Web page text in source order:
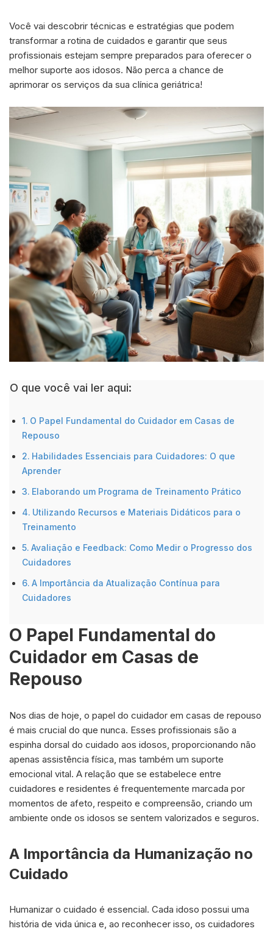
Você vai descobrir técnicas e estratégias que podem
transformar a rotina de cuidados e garantir que seus
profissionais estejam sempre preparados para oferecer o
melhor suporte aos idosos. Não perca a chance de
aprimorar os serviços da sua clínica geriátrica!
O que você vai ler aqui:
O Papel Fundamental do Cuidador em Casas de
Repouso
Habilidades Essenciais para Cuidadores: O que
Aprender
Elaborando um Programa de Treinamento Prático
Utilizando Recursos e Materiais Didáticos para o
Treinamento
Avaliação e Feedback: Como Medir o Progresso dos
Cuidadores
A Importância da Atualização Contínua para
Cuidadores
O Papel Fundamental do
Cuidador em Casas de
Repouso
Nos dias de hoje, o papel do cuidador em casas de repouso
é mais crucial do que nunca. Esses profissionais são a
espinha dorsal do cuidado aos idosos, proporcionando não
apenas assistência física, mas também um suporte
emocional vital. A relação que se estabelece entre
cuidadores e residentes é frequentemente marcada por
momentos de afeto, respeito e compreensão, criando um
ambiente onde os idosos se sentem valorizados e seguros.
A Importância da Humanização no
Cuidado
Humanizar o cuidado é essencial. Cada idoso possui uma
história de vida única e, ao reconhecer isso, os cuidadores